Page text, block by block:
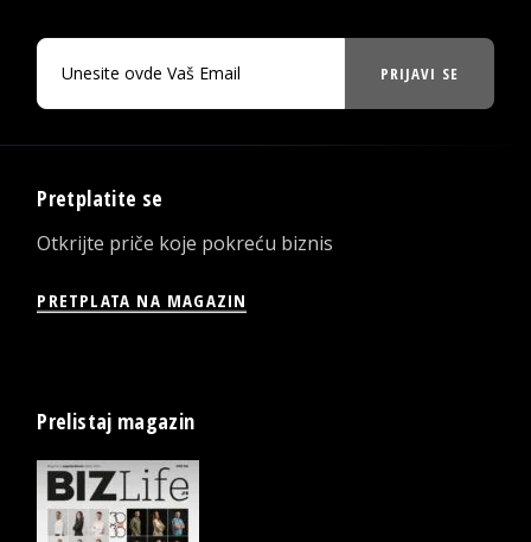
PRIJAVI SE
Pretplatite se
Otkrijte priče koje pokreću biznis
PRETPLATA NA MAGAZIN
Prelistaj magazin